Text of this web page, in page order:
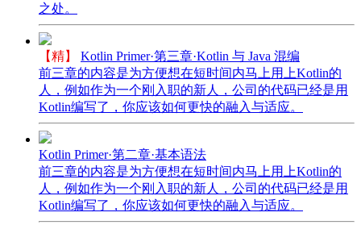
之处。
【精】
Kotlin Primer·第三章·Kotlin 与 Java 混编
前三章的内容是为方便想在短时间内马上用上Kotlin的
人，例如作为一个刚入职的新人，公司的代码已经是用
Kotlin编写了，你应该如何更快的融入与适应。
Kotlin Primer·第二章·基本语法
前三章的内容是为方便想在短时间内马上用上Kotlin的
人，例如作为一个刚入职的新人，公司的代码已经是用
Kotlin编写了，你应该如何更快的融入与适应。